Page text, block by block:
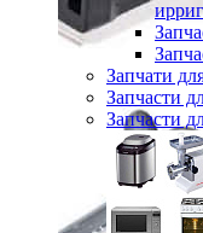
Запчати
Запчасти
Запчасти